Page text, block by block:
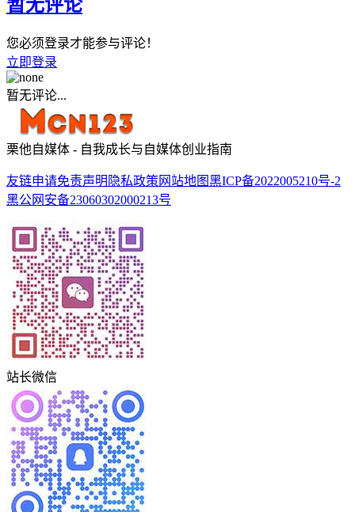
暂无评论
您必须登录才能参与评论！
立即登录
暂无评论...
栗他自媒体 - 自我成长与自媒体创业指南
友链申请免责声明 隐私政策 网站地图黑ICP备2022005210号-2
黑公网安备23060302000213号
站长微信